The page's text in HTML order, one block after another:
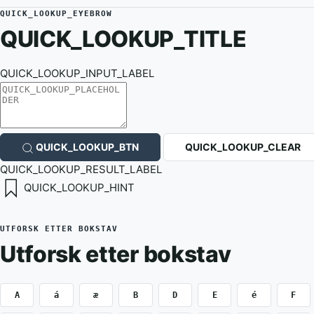
QUICK_LOOKUP_EYEBROW
QUICK_LOOKUP_TITLE
QUICK_LOOKUP_INPUT_LABEL
QUICK_LOOKUP_BTN QUICK_LOOKUP_CLEAR
QUICK_LOOKUP_RESULT_LABEL
QUICK_LOOKUP_HINT
UTFORSK ETTER BOKSTAV
Utforsk etter bokstav
A á æ B D E é F